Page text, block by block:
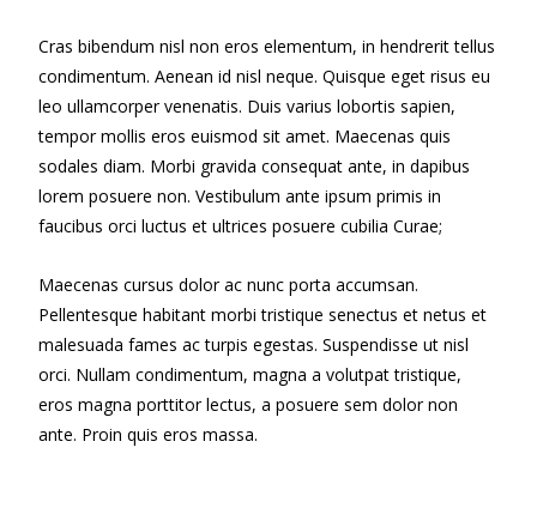
Cras bibendum nisl non eros elementum, in hendrerit tellus
condimentum. Aenean id nisl neque. Quisque eget risus eu
leo ullamcorper venenatis. Duis varius lobortis sapien,
tempor mollis eros euismod sit amet. Maecenas quis
sodales diam. Morbi gravida consequat ante, in dapibus
lorem posuere non. Vestibulum ante ipsum primis in
faucibus orci luctus et ultrices posuere cubilia Curae;
Maecenas cursus dolor ac nunc porta accumsan.
Pellentesque habitant morbi tristique senectus et netus et
malesuada fames ac turpis egestas. Suspendisse ut nisl
orci. Nullam condimentum, magna a volutpat tristique,
eros magna porttitor lectus, a posuere sem dolor non
ante. Proin quis eros massa.